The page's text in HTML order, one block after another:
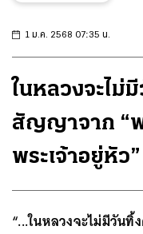
1 ม.ค. 2568 07:35 น.
ในหลวงจะไม่
สัญญาจาก “พ
พระเจ้าอยู่หัว”
“...ในหลวงจะไม่มีวัน